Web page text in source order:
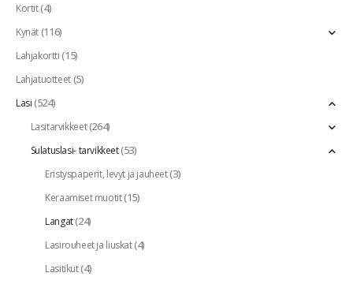
Kortit(4)
Kynät(116)
Lahjakortti(15)
Lahjatuotteet(5)
Lasi(524)
Lasitarvikkeet(264)
Sulatuslasi- tarvikkeet(53)
Eristyspaperit, levyt ja jauheet(3)
Keraamiset muotit(15)
Langat(24)
Lasirouheet ja liuskat(4)
Lasitikut(4)